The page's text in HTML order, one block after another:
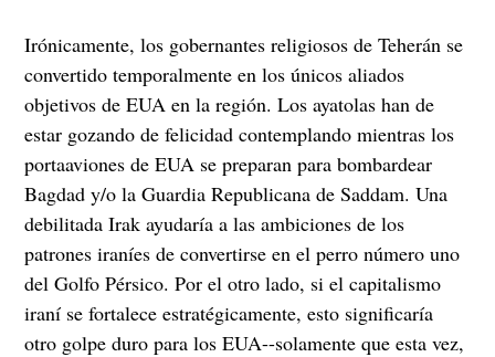
Irónicamente, los gobernantes religiosos de Teherán se
convertido temporalmente en los únicos aliados
objetivos de EUA en la región. Los ayatolas han de
estar gozando de felicidad contemplando mientras los
portaaviones de EUA se preparan para bombardear
Bagdad y/o la Guardia Republicana de Saddam. Una
debilitada Irak ayudaría a las ambiciones de los
patrones iraníes de convertirse en el perro número uno
del Golfo Pérsico. Por el otro lado, si el capitalismo
iraní se fortalece estratégicamente, esto significaría
otro golpe duro para los EUA--solamente que esta vez,